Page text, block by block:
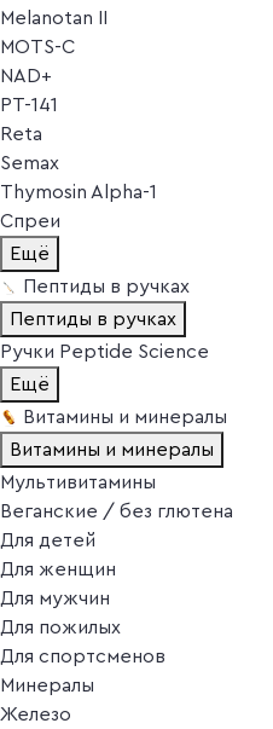
Melanotan II
MOTS-C
NAD+
PT-141
Reta
Semax
Thymosin Alpha-1
Спреи
Ещё
Пептиды в ручках
Пептиды в ручках
Ручки Peptide Science
Ещё
Витамины и минералы
Витамины и минералы
Мультивитамины
Веганские / без глютена
Для детей
Для женщин
Для мужчин
Для пожилых
Для спортсменов
Минералы
Железо